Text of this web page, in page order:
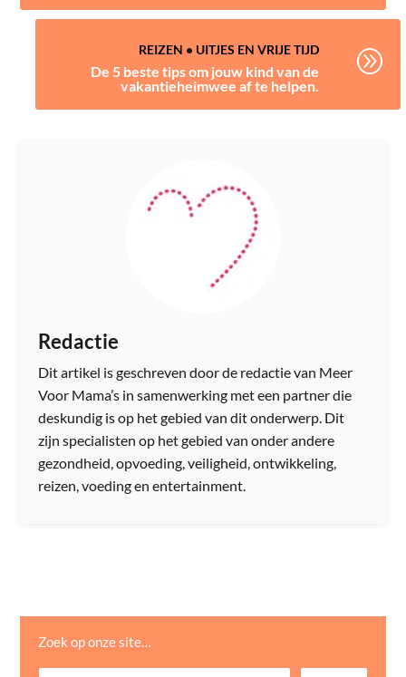
REIZEN • UITJES EN VRIJE TIJD
De 5 beste tips om jouw kind van de
vakantieheimwee af te helpen.
A
Redactie
Dit artikel is geschreven door de redactie van Meer
Voor Mama’s in samenwerking met een partner die
deskundig is op het gebied van dit onderwerp. Dit
zijn specialisten op het gebied van onder andere
gezondheid, opvoeding, veiligheid, ontwikkeling,
reizen, voeding en entertainment.
Zoek op onze site…